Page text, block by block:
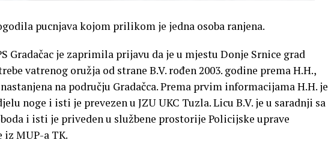
pucnjava kojom prilikom je jedna osoba ranjena.
Gradačac je zaprimila prijavu da je u mjestu Donje Srnice grad
vatrenog oružja od strane B.V. rođen 2003. godine prema H.H.,
na području Gradačca. Prema prvim informacijama H.H. je
noge i isti je prevezen u JZU UKC Tuzla. Licu B.V. je u saradnji sa
i isti je priveden u službene prostorije Policijske uprave
iz MUP-a TK.